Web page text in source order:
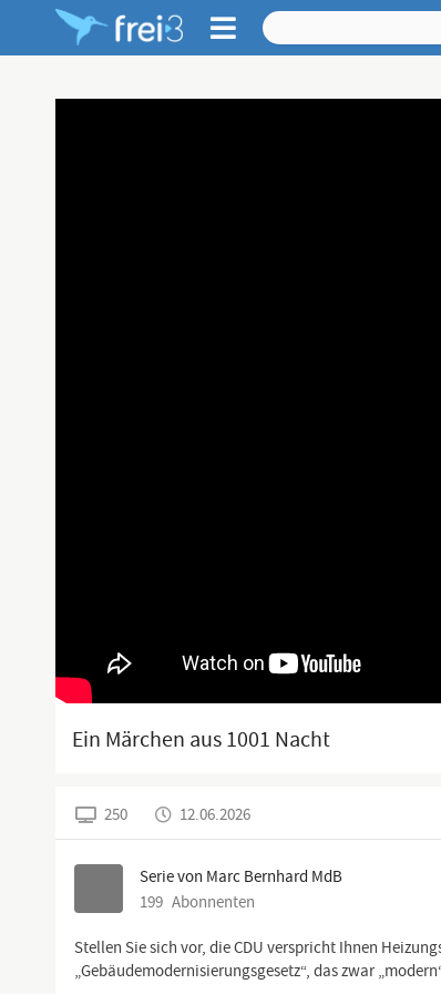
Ein Märchen aus 1001 Nacht
250 12.06.2026
Serie von Marc Bernhard MdB
199 Abonnenten
Stellen Sie sich vor, die CDU verspricht Ihnen
„Gebäudemodernisierungsgesetz“, das zwar